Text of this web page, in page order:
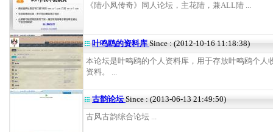
《陆小凤传奇》同人论坛，主花陆，兼ALL陆 ...
叶鸣鸥的资料库Since : (2012-10-16 11:18:38)
本论坛是叶鸣鸥的个人资料库，用于存放叶鸣鸥个人
资料。 ...
古韵论坛Since : (2013-06-13 21:49:50)
古风古韵综合论坛 ...